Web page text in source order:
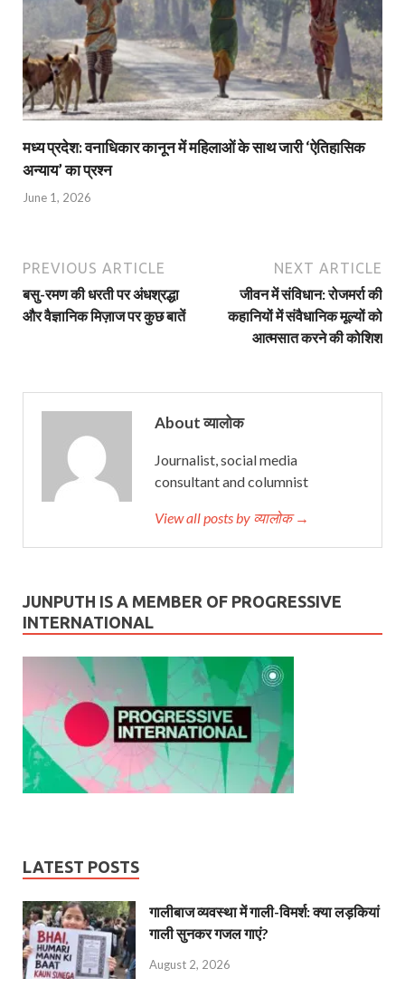
मध्य प्रदेश: वनाधिकार कानून में महिलाओं के साथ जारी ‘ऐतिहासिक
अन्याय’ का प्रश्न
June 1, 2026
PREVIOUS ARTICLE
बसु-रमण की धरती पर अंधश्रद्धा
और वैज्ञानिक मिज़ाज पर कुछ बातें
NEXT ARTICLE
जीवन में संविधान: रोजमर्रा की
कहानियों में संवैधानिक मूल्यों को
आत्मसात करने की कोशिश
About व्यालोक
Journalist, social media
consultant and columnist
View all posts by व्यालोक →
JUNPUTH IS A MEMBER OF PROGRESSIVE
INTERNATIONAL
LATEST POSTS
गालीबाज व्‍यवस्‍था में गाली-विमर्श: क्या लड़कियां
गाली सुनकर गजल गाएं?
August 2, 2026